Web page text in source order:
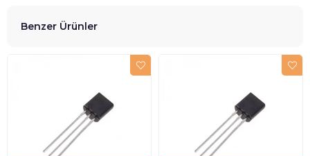
Benzer Ürünler